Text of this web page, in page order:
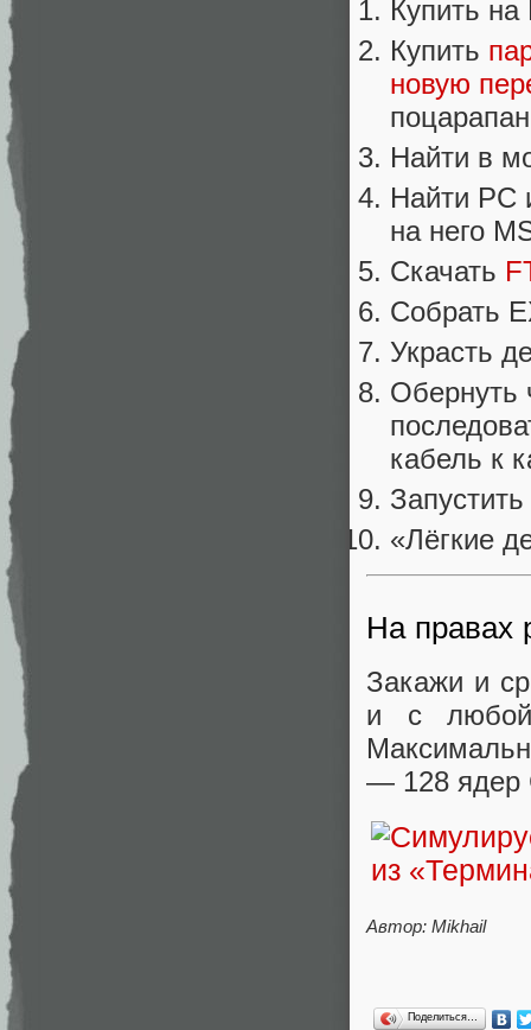
Купить
Купить
новую
Найти в
Найти PC
на него
Скачать
Собрать
Украсть
Обернуть
кабель к
«Лёгкие
На правах
Закажи и
и с любой
— 128 ядер
Автор: Mikhail
Поделиться…